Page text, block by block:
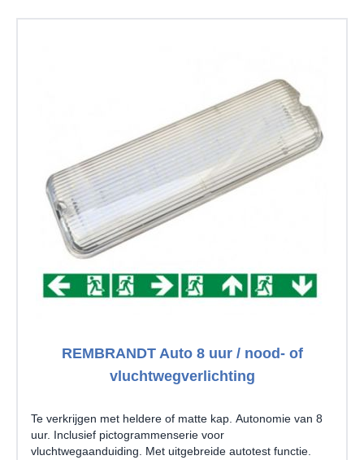
REMBRANDT Auto 8 uur / nood- of
vluchtwegverlichting
Te verkrijgen met heldere of matte kap. Autonomie van 8
uur. Inclusief pictogrammenserie voor
vluchtwegaanduiding. Met uitgebreide autotest functie.